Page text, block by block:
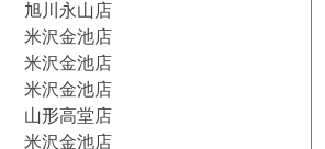
川永山店
沢金池店
沢金池店
沢金池店
形高堂店
沢金池店